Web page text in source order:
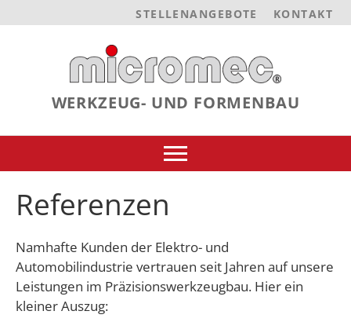
KONTAKT
STELLENANGEBOTE
WERKZEUG- UND FORMENBAU
Referenzen
Namhafte Kunden der Elektro- und
Automobilindustrie vertrauen seit Jahren auf unsere
Leistungen im Präzisionswerkzeugbau. Hier ein
kleiner Auszug: